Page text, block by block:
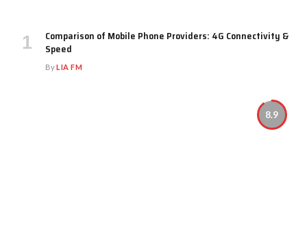
Comparison of Mobile Phone Providers: 4G Connectivity &
Speed
ByLIA FM
8.9